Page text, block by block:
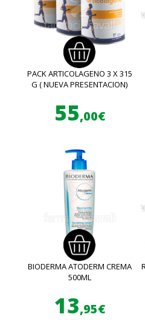
PACK ARTICOLAGENO 3 X 315
G ( NUEVA PRESENTACION)
55,00€
BIODERMA ATODERM CREMA
500ML
13,95€